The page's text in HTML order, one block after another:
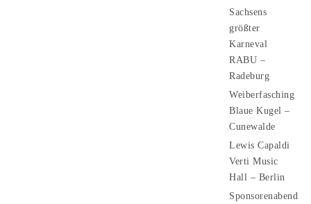
Sachsens
größter
Karneval
RABU –
Radeburg
Weiberfasching
Blaue Kugel –
Cunewalde
Lewis Capaldi
Verti Music
Hall – Berlin
Sponsorenabend